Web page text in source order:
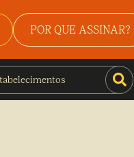
POR QUE ASSINAR?